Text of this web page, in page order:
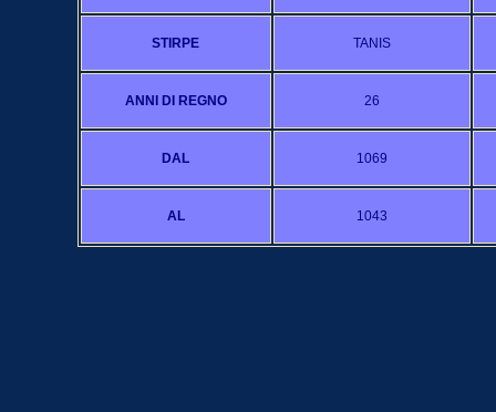
STIRPE TANIS
ANNI DI REGNO 26
DAL 1069
AL 1043